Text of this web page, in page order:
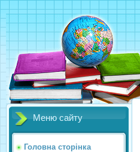
Меню сайту
Головна сторінка